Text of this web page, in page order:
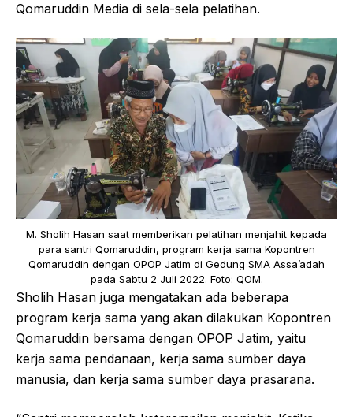
Qomaruddin Media di sela-sela pelatihan.
M. Sholih Hasan saat memberikan pelatihan menjahit kepada
para santri Qomaruddin, program kerja sama Kopontren
Qomaruddin dengan OPOP Jatim di Gedung SMA Assa’adah
pada Sabtu 2 Juli 2022. Foto: QOM.
Sholih Hasan juga mengatakan ada beberapa
program kerja sama yang akan dilakukan Kopontren
Qomaruddin bersama dengan OPOP Jatim, yaitu
kerja sama pendanaan, kerja sama sumber daya
manusia, dan kerja sama sumber daya prasarana.